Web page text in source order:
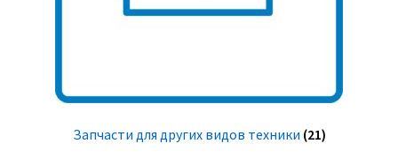
Запчасти для других видов техники (21)